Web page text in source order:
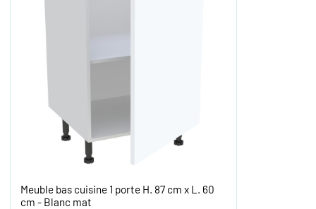
Meuble bas cuisine 1 porte H. 87 cm x L. 60
cm - Blanc mat